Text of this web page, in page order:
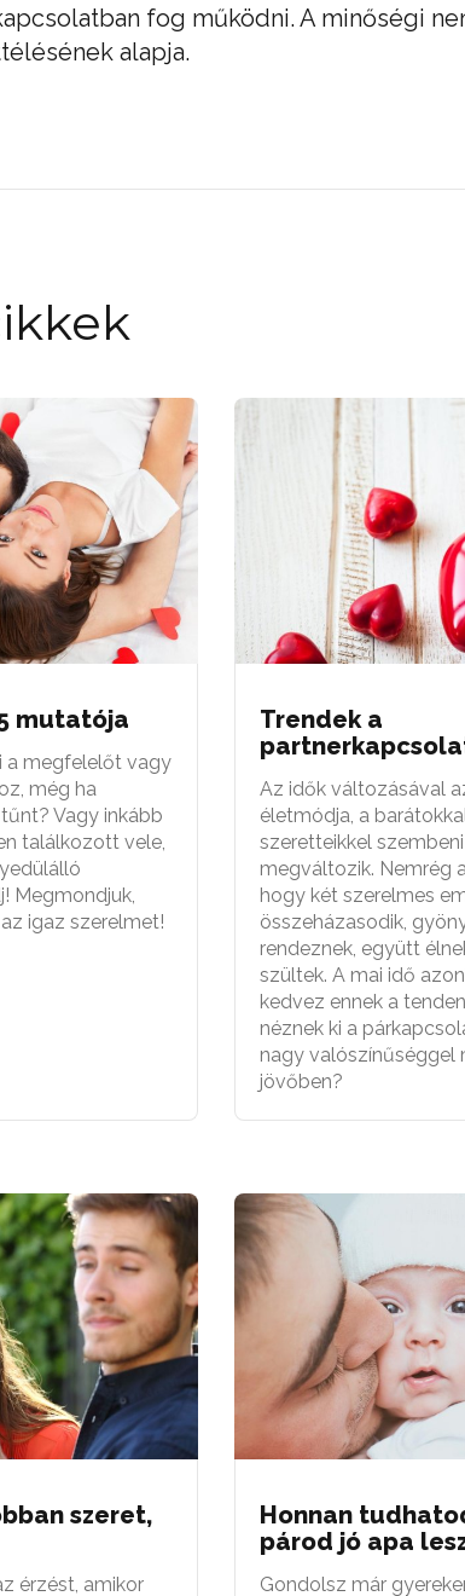
fog működni. A minőségi
alapja.
mutatója
a megfelelőt vagy
még ha
Vagy inkább
találkozott vele,
Megmondjuk,
igaz szerelmet!
Trendek a
Az idők változásával
életmódja, a
szeretteikkel
megváltozik. Nemrég
hogy két szerelmes
összeházasodik,
rendeznek, együtt
szültek. A mai idő
kedvez ennek a
néznek ki a
nagy valószínűséggel
jövőben?
szeret,
érzést, amikor
Honnan
párod jó apa
Gondolsz már